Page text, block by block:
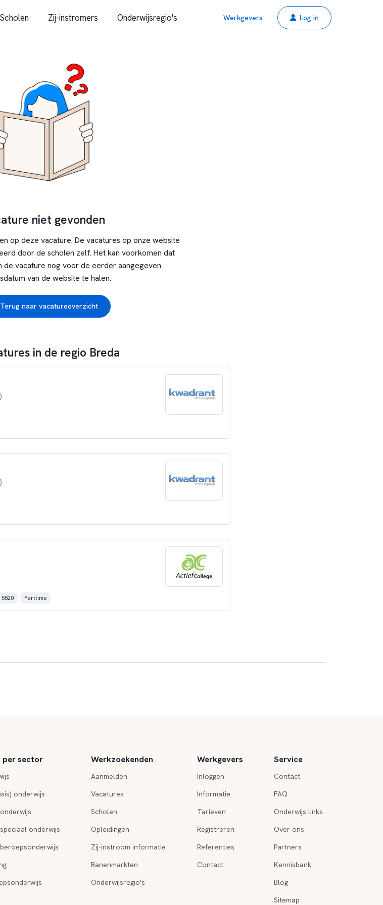
Scholen Zij-instromers Onderwijsregio's Werkgevers Log in
niet gevonden
op deze vacature. De vacatures op onze website
door de scholen zelf. Het kan voorkomen dat
de vacature nog voor de eerder aangegeven
van de website te halen.
Terug naar vacatureoverzicht
in de regio Breda
Parttime
per sector
onderwijs
onderwijs
Werkzoekenden
Aanmelden
Vacatures
Scholen
Opleidingen
Zij-instroom informatie
Banenmarkten
Onderwijsregio's
Werkgevers
Inloggen
Informatie
Tarieven
Registreren
Referenties
Contact
Service
Contact
FAQ
Onderwijs links
Over ons
Partners
Kennisbank
Blog
Sitemap